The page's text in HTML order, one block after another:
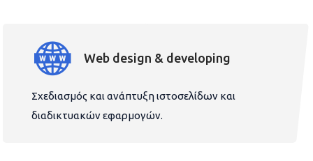
Web design & developing
Σχεδιασμός και ανάπτυξη ιστοσελίδων και
διαδικτυακών εφαρμογών.